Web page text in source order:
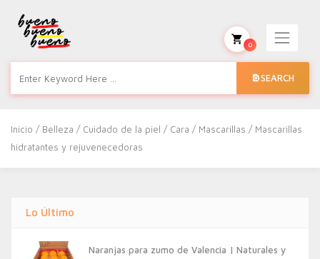
SEARCH
0
Inicio / Belleza / Cuidado de la piel / Cara / Mascarillas / Mascarillas
hidratantes y rejuvenecedoras
Lo Último
Naranjas para zumo de Valencia | Naturales y